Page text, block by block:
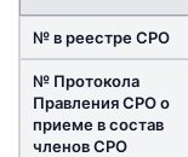
№ в реестре СРО
№ Протокола
Правления СРО о
приеме в состав
членов СРО